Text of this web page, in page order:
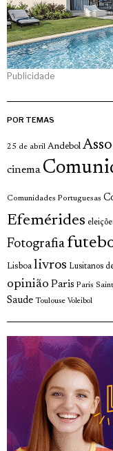
Publicidade
POR TEMAS
25 de abril Andebol
cinema
Comunidades Portuguesas
Efemérides
Fotografia
Lisboa livros Lusitanos
opinião Paris Paris
Saude Toulouse Voleibol